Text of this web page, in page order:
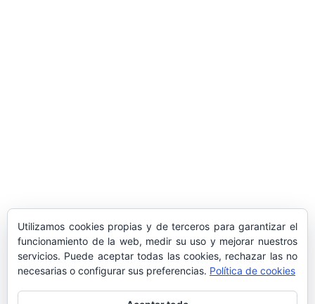
LA DELEGACIÓN DE TARRAGONA
ASISTE INVITADA A LA “CENA DE GALA
DE LAS CUATRO MARINAS”
Utilizamos cookies propias y de terceros para garantizar el
funcionamiento de la web, medir su uso y mejorar nuestros
servicios. Puede aceptar todas las cookies, rechazar las no
necesarias o configurar sus preferencias. Política de cookies